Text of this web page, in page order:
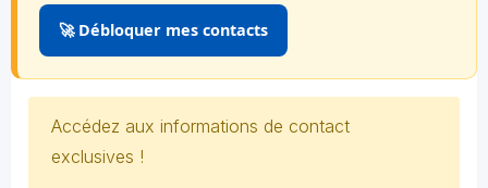
🚀 Débloquer mes contacts
Accédez aux informations de contact
exclusives !